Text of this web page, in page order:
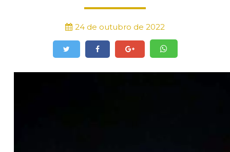
24 de outubro de 2022